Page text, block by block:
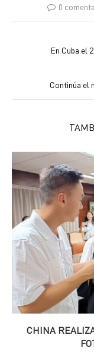
0
En Cuba el
Continúa el
CHINA